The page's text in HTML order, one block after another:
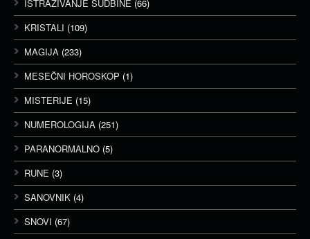
ISTRAŽIVANJE SUDBINE (66)
KRISTALI (109)
MAGIJA (233)
MESEČNI HOROSKOP (1)
MISTERIJE (15)
NUMEROLOGIJA (251)
PARANORMALNO (5)
RUNE (3)
SANOVNIK (4)
SNOVI (67)